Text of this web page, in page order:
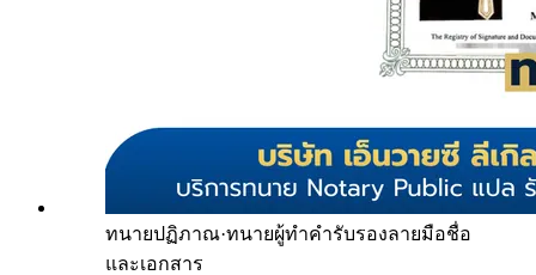
ทนายปฏิภาณ·ทนายผู้ทำคำรับรองลายมือชื่อ
และเอกสาร